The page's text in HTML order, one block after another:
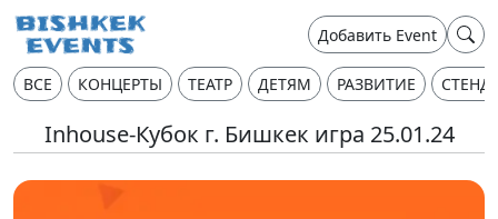
Добавить Event
ВСЕ КОНЦЕРТЫ ТЕАТР ДЕТЯМ РАЗВИТИЕ
Inhouse-Кубок г. Бишкек игра 25.01.24